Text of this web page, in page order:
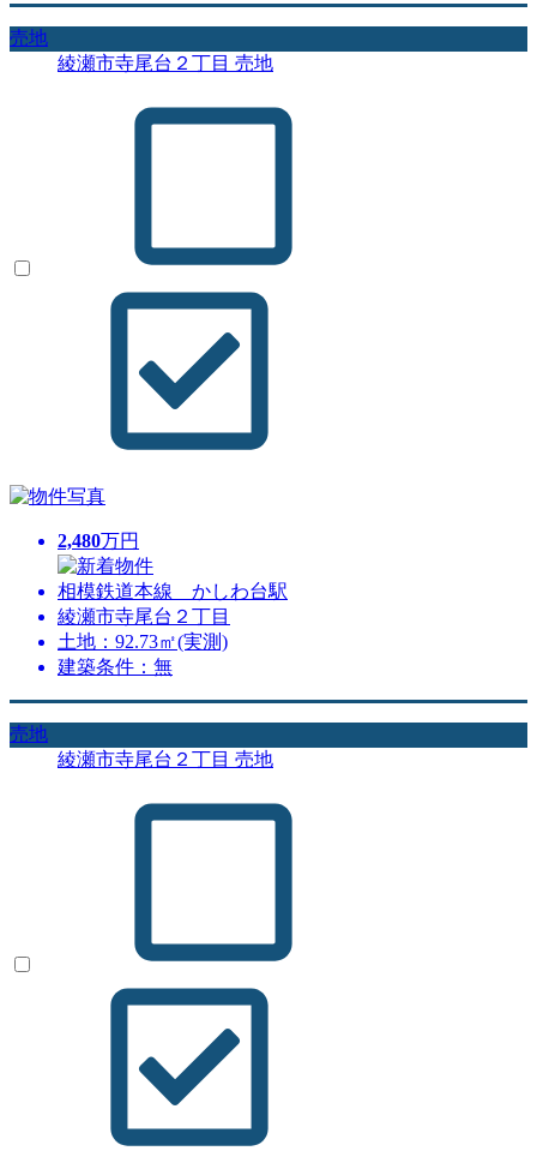
売地
綾瀬市寺尾台２丁目 売地
2,480万円
相模鉄道本線 かしわ台駅
綾瀬市寺尾台２丁目
土地：92.73㎡(実測)
建築条件：無
売地
綾瀬市寺尾台２丁目 売地